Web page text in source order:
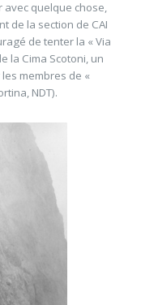
quelque chose,
de la section de CAI
de tenter la « Via
la Cima Scotoni, un
membres de «
NDT).